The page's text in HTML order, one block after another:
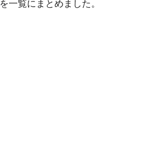
を一覧にまとめました。